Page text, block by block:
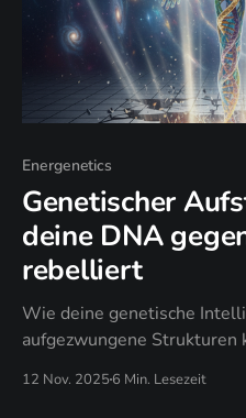
Energenetics
Genetischer
deine DNA
rebelliert
Wie deine genetische
aufgezwungene
setzen und wann
12 Nov. 2025 6 Min. Lesezeit